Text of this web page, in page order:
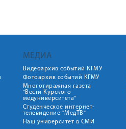
МЕДИА
Видеоархив событий КГМУ
Фотоархив событий КГМУ
Многотиражная газета
"Вести Курского
медуниверситета"
Студенческое интернет-
телевидение "МедТВ"
Наш университет в СМИ